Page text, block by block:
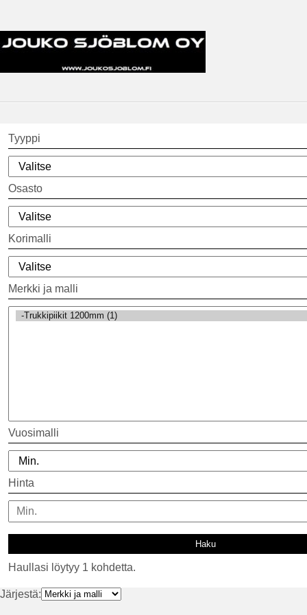
Tyyppi
Osasto
Korimalli
Merkki ja malli
Vuosimalli
Hinta
Haullasi löytyy 1 kohdetta.
Järjestä: